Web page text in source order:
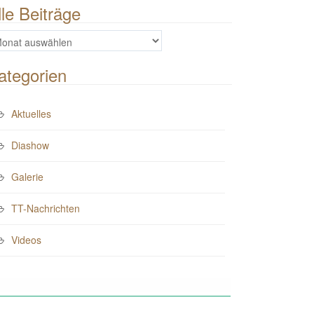
Beiträge
Aktuelles
Diashow
Galerie
TT-Nachrichten
Videos